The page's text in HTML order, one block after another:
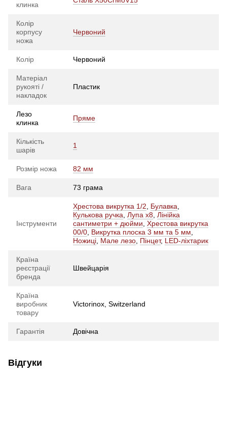
клинка
Колір
корпусу
ножа
Червоний
Колір Червоний
Матеріал
рукояті /
накладок
Пластик
Лезо
клинка
Пряме
Кількість
шарів
1
Розмір ножа 82 мм
Вага 73 грама
Інструменти
Хрестова викрутка 1/2 Булавка
Кулькова ручка Лупа x8 Лінійка
сантиметри + дюйми Хрестова викрутка
00/0 Викрутка плоска 3 мм та 5 мм
Ножиці Мале лезо Пінцет, LED-ліхтарик
Країна
реєстрації
бренда
Швейцарія
Країна
виробник
товару
Victorinox, Switzerland
Гарантія Довічна
Відгуки